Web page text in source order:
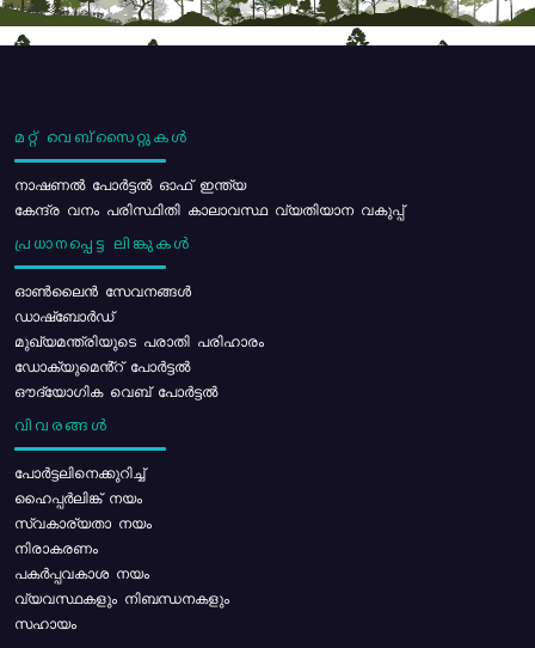
മറ്റ് വെബ്സൈറ്റുകൾ
നാഷണൽ പോർട്ടൽ ഓഫ് ഇന്ത്യ
കേന്ദ്ര വനം പരിസ്ഥിതി കാലാവസ്ഥ വ്യതിയാന വകുപ്പ്
പ്രധാനപ്പെട്ട ലിങ്കുകൾ
ഓൺലൈൻ സേവനങ്ങൾ
ഡാഷ്ബോർഡ്
മുഖ്യമന്ത്രിയുടെ പരാതി പരിഹാരം
ഡോക്യുമെൻ്റ് പോർട്ടൽ
ഔദ്യോഗിക വെബ് പോർട്ടൽ
വിവരങ്ങൾ
പോര്‍ട്ടലിനെക്കുറിച്ച്
ഹൈപ്പർലിങ്ക് നയം
സ്വകാര്യതാ നയം
നിരാകരണം
പകർപ്പവകാശ നയം
വ്യവസ്ഥകളും നിബന്ധനകളും
സഹായം